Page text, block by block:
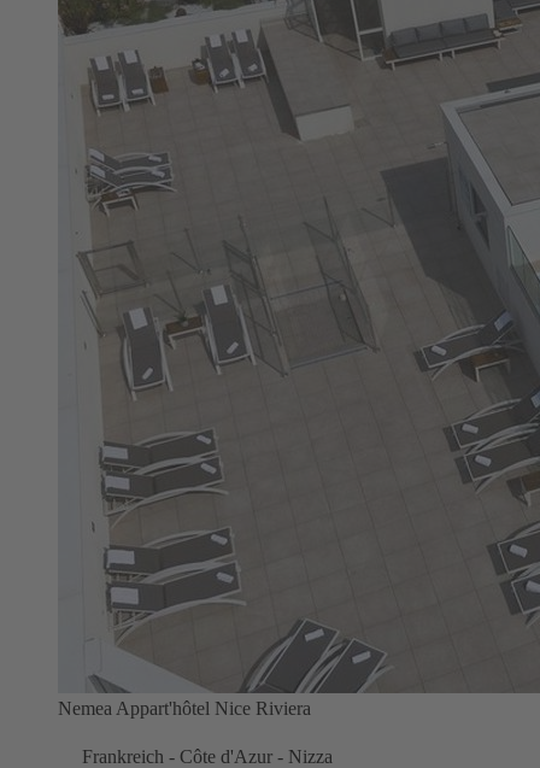
Nemea Appart'hôtel Nice Riviera
Frankreich - Côte d'Azur - Nizza